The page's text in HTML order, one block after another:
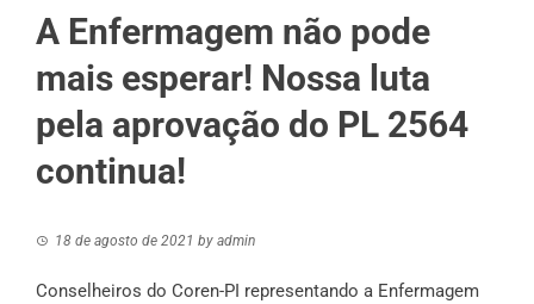
A Enfermagem não pode
mais esperar! Nossa luta
pela aprovação do PL 2564
continua!
18 de agosto de 2021 by admin
Conselheiros do Coren-PI representando a Enfermagem